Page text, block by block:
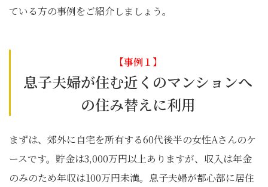
ている方の事例をご紹介しましょう。
【事例１】
息子夫婦が住む近くのマンションへ
の住み替えに利用
まずは、郊外に自宅を所有する60代後半の女性Aさんのケ
ースです。貯金は3,000万円以上ありますが、収入は年金
のみのため年収は100万円未満。息子夫婦が都心部に居住